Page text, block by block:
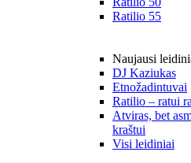
Ratilio 55
Naujausi
DJ Kaziukas
Etnožadintuvai
Ratilio – ratui
Atviras, bet
kraštui
Visi leidiniai